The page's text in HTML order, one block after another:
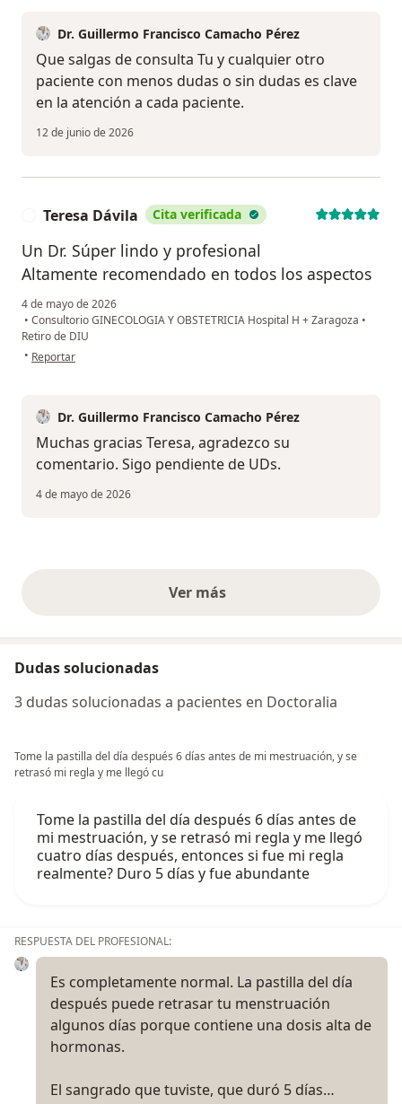
Dr. Guillermo Francisco Camacho Pérez
Que salgas de consulta Tu y cualquier otro
paciente con menos dudas o sin dudas es clave
en la atención a cada paciente.
12 de junio de 2026
Teresa Dávila Cita verificada
Un Dr. Súper lindo y profesional
Altamente recomendado en todos los aspectos
4 de mayo de 2026
• Consultorio GINECOLOGIA Y OBSTETRICIA Hospital H + Zaragoza •
Retiro de DIU
• en opinión del usuario Teresa Dávila
Reportar
Dr. Guillermo Francisco Camacho Pérez
Muchas gracias Teresa, agradezco su
comentario. Sigo pendiente de UDs.
4 de mayo de 2026
Ver másopiniones anteriores
Dudas solucionadas
3 dudas solucionadas a pacientes en Doctoralia
Tome la pastilla del día después 6 días antes de mi mestruación, y se
retrasó mi regla y me llegó cu
Tome la pastilla del día después 6 días antes de
mi mestruación, y se retrasó mi regla y me llegó
cuatro días después, entonces si fue mi regla
realmente? Duro 5 días y fue abundante
RESPUESTA DEL PROFESIONAL:
Es completamente normal. La pastilla del día
después puede retrasar tu menstruación
algunos días porque contiene una dosis alta de
hormonas.
El sangrado que tuviste, que duró 5 días…